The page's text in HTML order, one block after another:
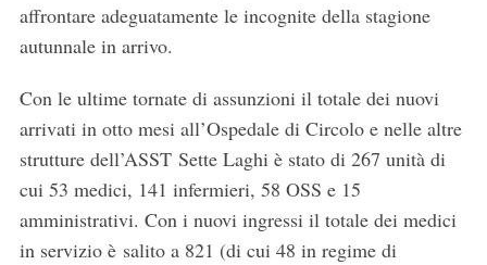
affrontare adeguatamente le incognite della stagione
autunnale in arrivo.
Con le ultime tornate di assunzioni il totale dei nuovi
arrivati in otto mesi all’Ospedale di Circolo e nelle altre
strutture dell’ASST Sette Laghi è stato di 267 unità di
cui 53 medici, 141 infermieri, 58 OSS e 15
amministrativi. Con i nuovi ingressi il totale dei medici
in servizio è salito a 821 (di cui 48 in regime di